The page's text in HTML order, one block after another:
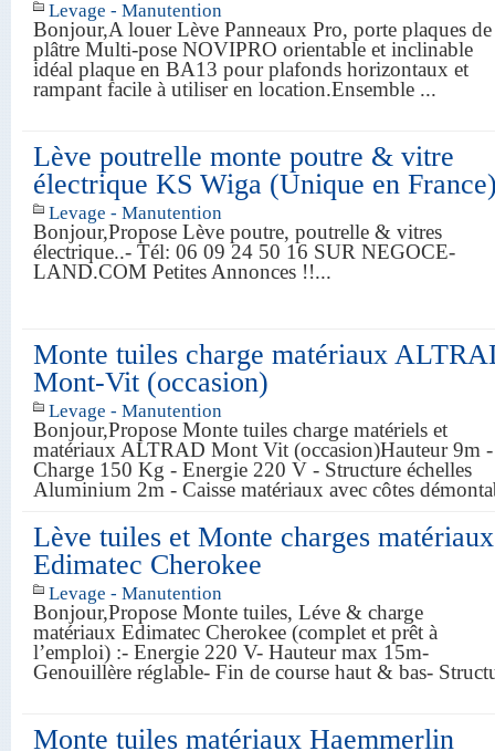
Levage - Manutention
Bonjour,A louer Lève Panneaux Pro, porte plaques de
plâtre Multi-pose NOVIPRO orientable et inclinable
idéal plaque en BA13 pour plafonds horizontaux et
rampant facile à utiliser en location.Ensemble ...
Lève poutrelle monte poutre & vitre
électrique KS Wiga (Unique en
Levage - Manutention
Bonjour,Propose Lève poutre, poutrelle & vitres
électrique..- Tél: 06 09 24 50 16 SUR NEGOCE-
LAND.COM Petites Annonces !!...
Monte tuiles charge matériaux
Mont-Vit (occasion)
Levage - Manutention
Bonjour,Propose Monte tuiles charge matériels et
matériaux ALTRAD Mont Vit (occasion)Hauteur 9m -
Charge 150 Kg - Energie 220 V - Structure échelles
Aluminium 2m - Caisse matériaux avec côtes
Lève tuiles et Monte charges matériaux
Edimatec Cherokee
Levage - Manutention
Bonjour,Propose Monte tuiles, Léve & charge
matériaux Edimatec Cherokee (complet et prêt à
l’emploi) :- Energie 220 V- Hauteur max 15m-
Genouillère réglable- Fin de course haut & bas-
Monte tuiles matériaux Haemmerlin